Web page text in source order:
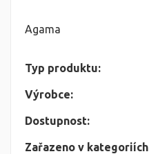
Agama
Typ produktu:
Výrobce:
Dostupnost:
Zařazeno v kategoriích